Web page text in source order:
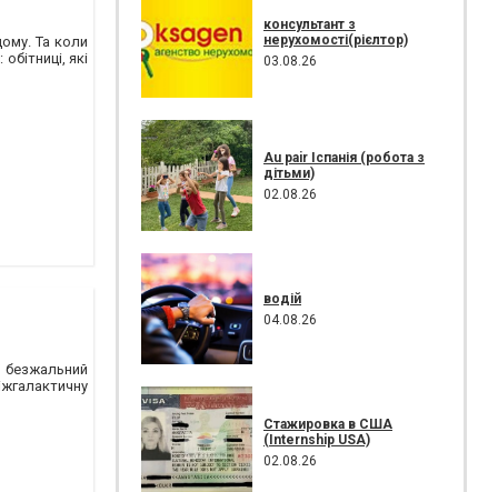
Та коли
які
консультант з
нерухомості(рієлтор)
03.08.26
Au pair Іспанія (робота з
дітьми)
02.08.26
водій
04.08.26
Стажировка в США
(Internship USA)
02.08.26